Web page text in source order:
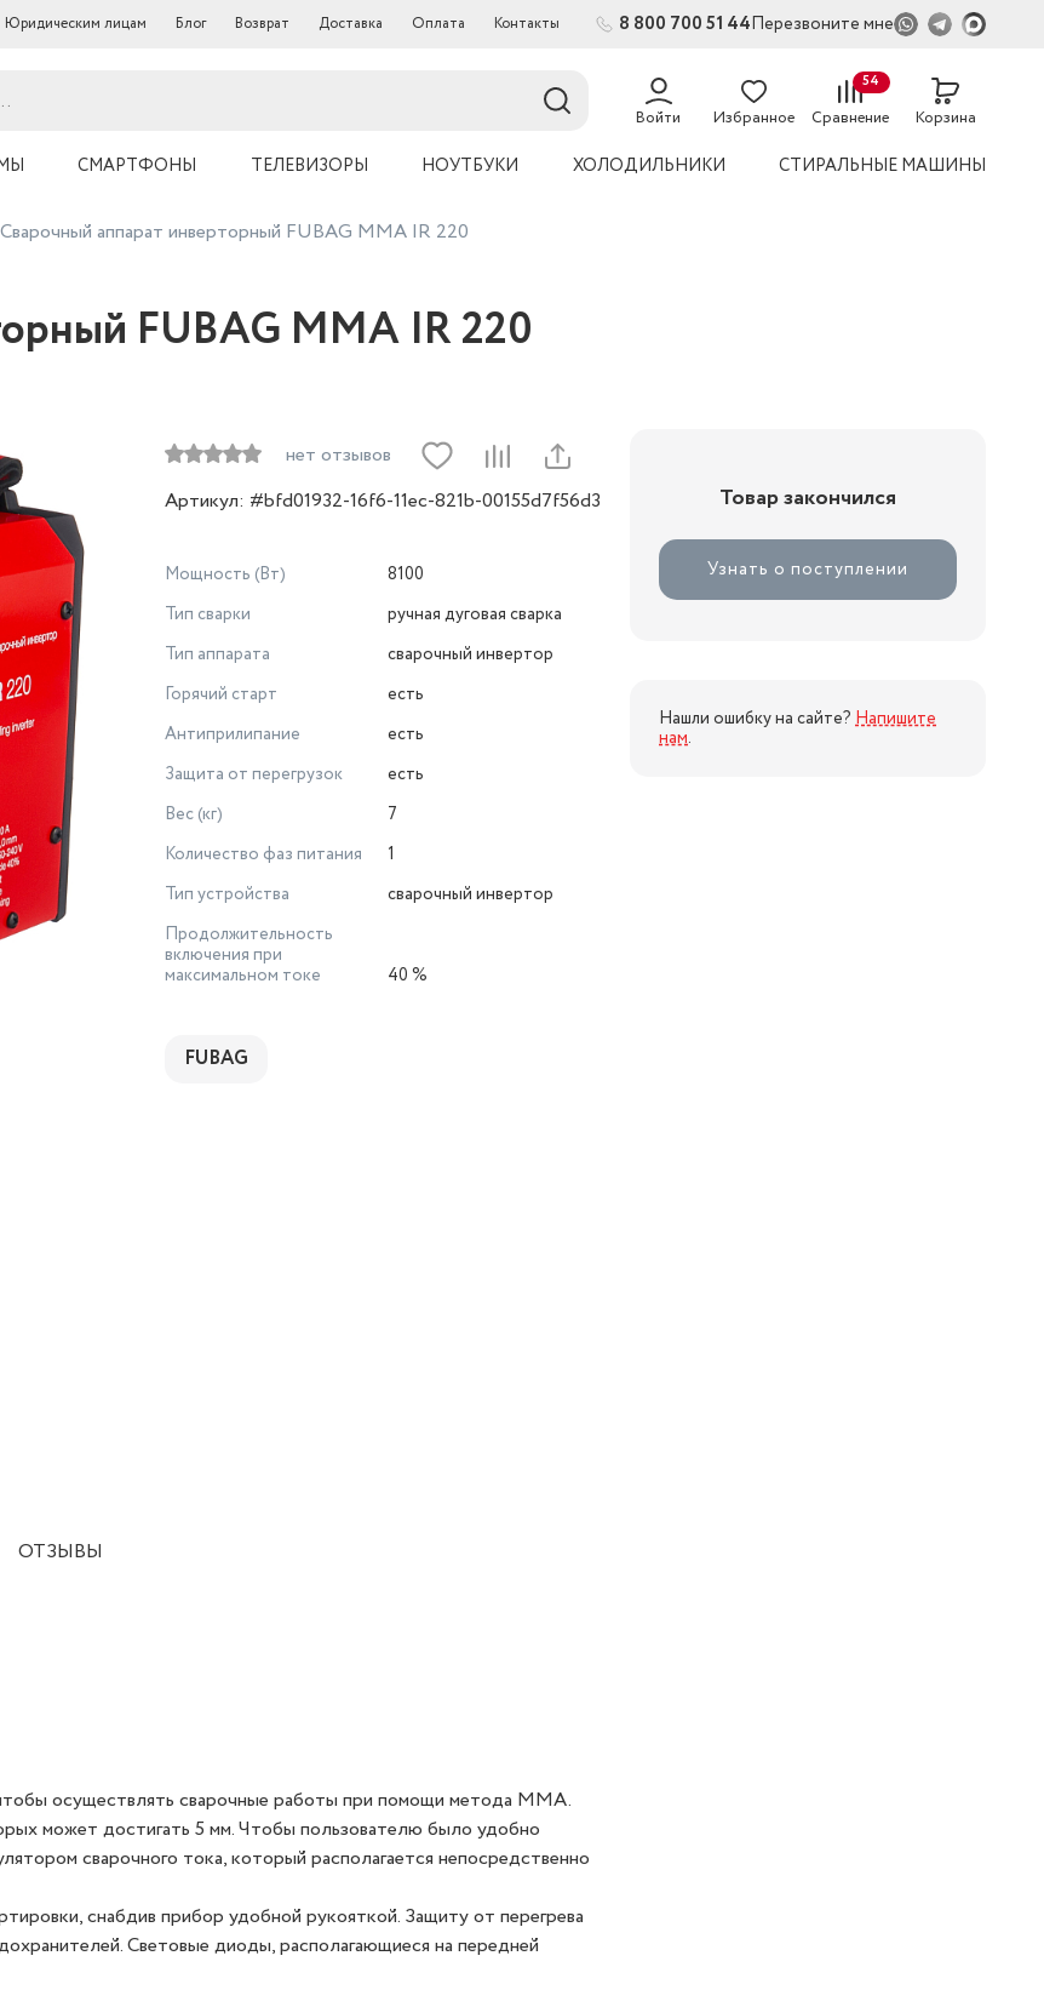
Юридическим лицам Блог Возврат Доставка Оплата Контакты 8 800 700 51 44Перезвоните мне
Войти Избранное Сравнение
54
Корзина
СМАРТФОНЫ ТЕЛЕВИЗОРЫ НОУТБУКИ ХОЛОДИЛЬНИКИ СТИРАЛЬНЫЕ МАШИНЫ
Сварочный аппарат инверторный FUBAG ММА IR 220
FUBAG ММА IR 220
нет отзывов
Артикул: #bfd01932-16f6-11ec-821b-00155d7f56d3
Мощность (Вт)
8100
Тип сварки
ручная дуговая сварка
Тип аппарата
сварочный инвертор
Горячий старт
есть
Антиприлипание
есть
Защита от перегрузок
есть
Вес (кг)
7
Количество фаз питания
1
Тип устройства
сварочный инвертор
Продолжительность
включения при
максимальном токе
40 %
FUBAG
Товар закончился
Узнать о поступлении
Нашли ошибку на сайте? Напишите
нам.
ОТЗЫВЫ
осуществлять сварочные работы при помощи метода ММА.
может достигать 5 мм. Чтобы пользователю было удобно
сварочного тока, который располагается непосредственно
снабдив прибор удобной рукояткой. Защиту от перегрева
Световые диоды, располагающиеся на передней